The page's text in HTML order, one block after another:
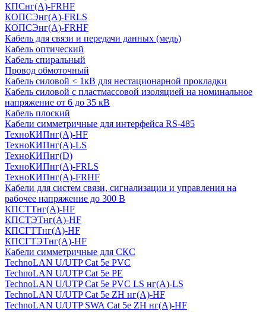
КПСнг(А)-FRHF
КОПСЭнг(А)-FRLS
КОПСЭнг(А)-FRHF
Кабель для связи и передачи данных (медь)
Кабель оптический
Кабель спиральный
Провод обмоточный
Кабель силовой < 1кВ для нестационарной прокладки
Кабель силовой с пластмассовой изоляцией на номинальное
напряжение от 6 до 35 кВ
Кабель плоский
Кабели симметричные для интерфейса RS-485
ТеxноКИПнг(A)-HF
ТеxноКИПнг(A)-LS
ТеxноКИПнг(D)
ТехноКИПнг(A)-FRLS
ТехноКИПнг(A)-FRHF
Кабели для систем связи, сигнализации и управления на
рабочее напряжение до 300 В
КПСТТнг(A)-HF
КПСТЭТнг(A)-HF
КПСГТТнг(A)-HF
КПСГТЭТнг(A)-HF
Кабели симметричные для СКС
TechnoLAN U/UTP Cat 5e PVC
TechnoLAN U/UTP Cat 5e PE
TechnoLAN U/UTP Cat 5e PVC LS нг(A)-LS
TechnoLAN U/UTP Cat 5e ZH нг(A)-HF
TechnoLAN U/UTP SWA Cat 5e ZH нг(A)-HF